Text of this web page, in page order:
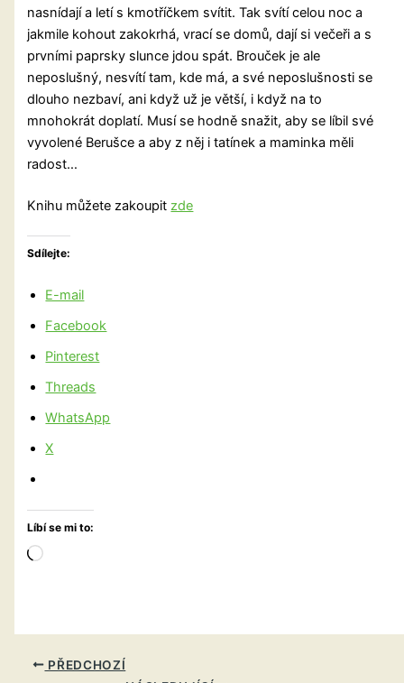
nasnídají a letí s kmotříčkem svítit.Tak svítí celou noc a
jakmile kohout zakokrhá, vrací se domů, dají si večeři a s
prvními paprsky slunce jdou spát. Brouček je ale
neposlušný, nesvítí tam, kde má, a své neposlušnosti se
dlouho nezbaví, ani když už je větší, i když na to
mnohokrát doplatí. Musí se hodně snažit, aby se líbil své
vyvolené Berušce a aby z něj i tatínek a maminka měli
radost…
Knihu můžete zakoupit zde
Sdílejte:
E-mail
Facebook
Pinterest
Threads
WhatsApp
X
Líbí se mi to:
Načítání…
PŘEDCHOZÍ